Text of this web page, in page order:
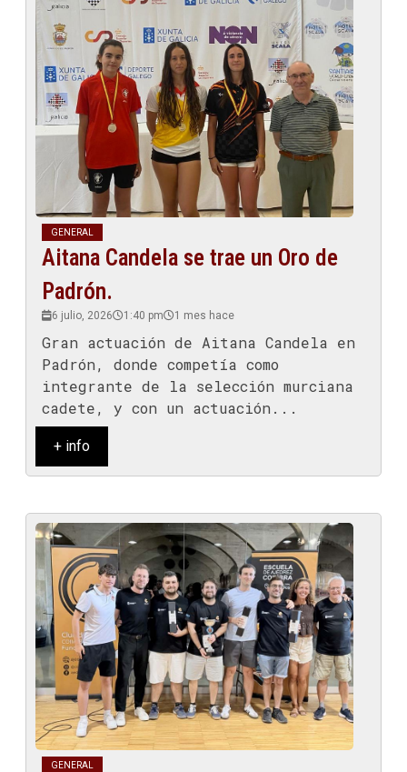
GENERAL
Aitana Candela se trae un Oro de
Padrón.
6 julio, 2026 1:40 pm 1 mes hace
Gran actuación de Aitana Candela en
Padrón, donde competía como
integrante de la selección murciana
cadete, y con un actuación...
+ info
GENERAL